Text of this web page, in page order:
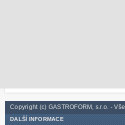
Copyright (c) GASTROFORM, s.r.o. -
DALŠÍ INFORMACE